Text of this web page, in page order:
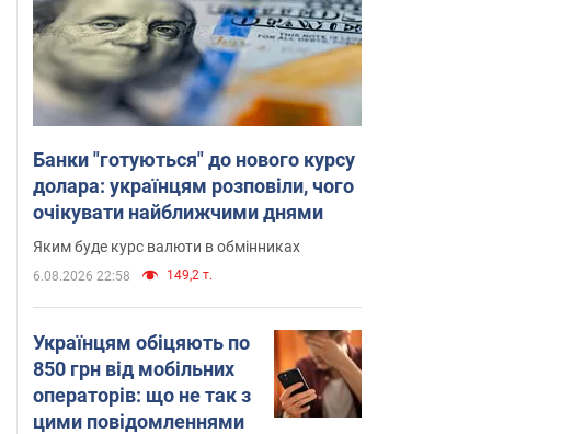
Банки "готуються" до нового курсу
долара: українцям розповіли, чого
очікувати найближчими днями
Яким буде курс валюти в обмінниках
6.08.2026 22:58 149,2 т.
Українцям обіцяють по
850 грн від мобільних
операторів: що не так з
цими повідомленнями